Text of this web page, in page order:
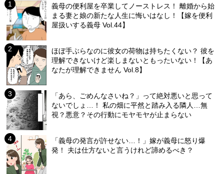
義母の便利屋を卒業してノーストレス！ 離婚から始
まる妻と娘の新たな人生に悔いはなし！【嫁を便利
屋扱いする義母 Vol.44】
ほぼ手ぶらなのに彼女の荷物は持ちたくない？ 彼を
理解できないけど楽しまないともったいない！【あ
なたが理解できません Vol.8】
「あら、ごめんなさいね？」って絶対悪いと思って
ないでしょ…！ 私の畑に平然と踏み入る隣人…無
視？悪意？その行動にモヤモヤが止まらない
「義母の発言が許せない…！」嫁が義母に怒り爆
発！ 夫は仕方ないと言うけれど諦めるべき？